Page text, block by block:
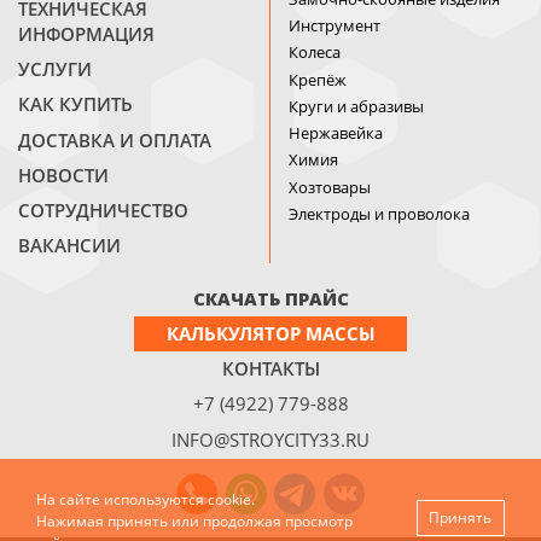
ТЕХНИЧЕСКАЯ
ИНФОРМАЦИЯ
УСЛУГИ
КАК КУПИТЬ
ДОСТАВКА И ОПЛАТА
НОВОСТИ
СОТРУДНИЧЕСТВО
ВАКАНСИИ
Инструмент
Колеса
Крепёж
Круги и абразивы
Нержавейка
Химия
Хозтовары
Электроды и проволока
СКАЧАТЬ ПРАЙС
КАЛЬКУЛЯТОР МАССЫ
КОНТАКТЫ
+7 (4922) 779-888
INFO@STROYCITY33.RU
На сайте используются cookie.
Нажимая принять или продолжая просмотр
Принять